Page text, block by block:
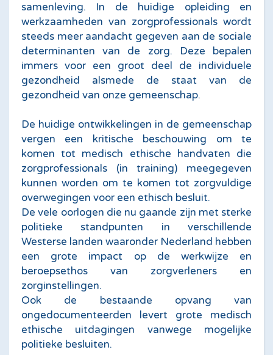
samenleving. In de huidige opleiding en
werkzaamheden van zorgprofessionals wordt
steeds meer aandacht gegeven aan de sociale
determinanten van de zorg. Deze bepalen
immers voor een groot deel de individuele
gezondheid alsmede de staat van de
gezondheid van onze gemeenschap.
De huidige ontwikkelingen in de gemeenschap
vergen een kritische beschouwing om te
komen tot medisch ethische handvaten die
zorgprofessionals (in training) meegegeven
kunnen worden om te komen tot zorgvuldige
overwegingen voor een ethisch besluit.
De vele oorlogen die nu gaande zijn met sterke
politieke standpunten in verschillende
Westerse landen waaronder Nederland hebben
een grote impact op de werkwijze en
beroepsethos van zorgverleners en
zorginstellingen.
Ook de bestaande opvang van
ongedocumenteerden levert grote medisch
ethische uitdagingen vanwege mogelijke
politieke besluiten.